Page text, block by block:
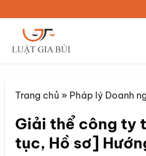
qua
dung
Trang chủ » Pháp lý Doanh
Giải thể công ty
tục, Hồ sơ]